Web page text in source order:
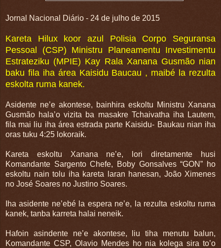
Jornal Nacional Diário - 24 de julho de 2015
Kareta Hilux koor azul Polisia Corpo Seguransa
Pessoal (CSP) Ministru Planeamentu Investimentu
Estrateziku (MPIE) Kay Rala Xanana Gusmão nian
baku fila iha área Kaisidu Baucau , maibé la rezulta
eskolta ruma kanek.
Asidente ne’e akontese, bainhira eskoltu Ministru Xanana
Gusmão hala’o vizita ba masakre Tchaivatha iha Lautem,
fila mai liu iha área estrada parte Kaisidu- Baukau nian iha
oras tuku 4:25 lokoraik.
Kareta eskoltu Xanana ne’e, lori diretamente husi
Komandante Sargento Chefe, Boby Gonsalves “GON” ho
eskoltu nain tolu iha kareta laran hanesan, João Ximenes
no José Soares no Justino Soares.
Iha asidente ne’ebé la espera ne’e, la rezulta eskoltu ruma
kanek, tanba karreta halai neneik.
Hafoin asindente ne’e akontese, liu tiha menutu balun,
Komandante CSP, Olavio Mendes ho nia kolega sira to’o